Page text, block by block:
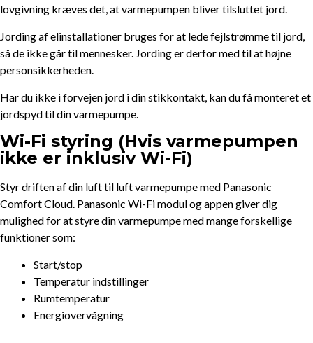
lovgivning kræves det, at varmepumpen bliver tilsluttet jord.
Jording af elinstallationer bruges for at lede fejlstrømme til jord,
så de ikke går til mennesker. Jording er derfor med til at højne
personsikkerheden.
Har du ikke i forvejen jord i din stikkontakt, kan du få monteret et
jordspyd til din varmepumpe.
Wi-Fi styring (Hvis varmepumpen
ikke er inklusiv Wi-Fi)
Styr driften af din luft til luft varmepumpe med Panasonic
Comfort Cloud. Panasonic Wi-Fi modul og appen giver dig
mulighed for at styre din varmepumpe med mange forskellige
funktioner som:
Start/stop
Temperatur indstillinger
Rumtemperatur
Energiovervågning